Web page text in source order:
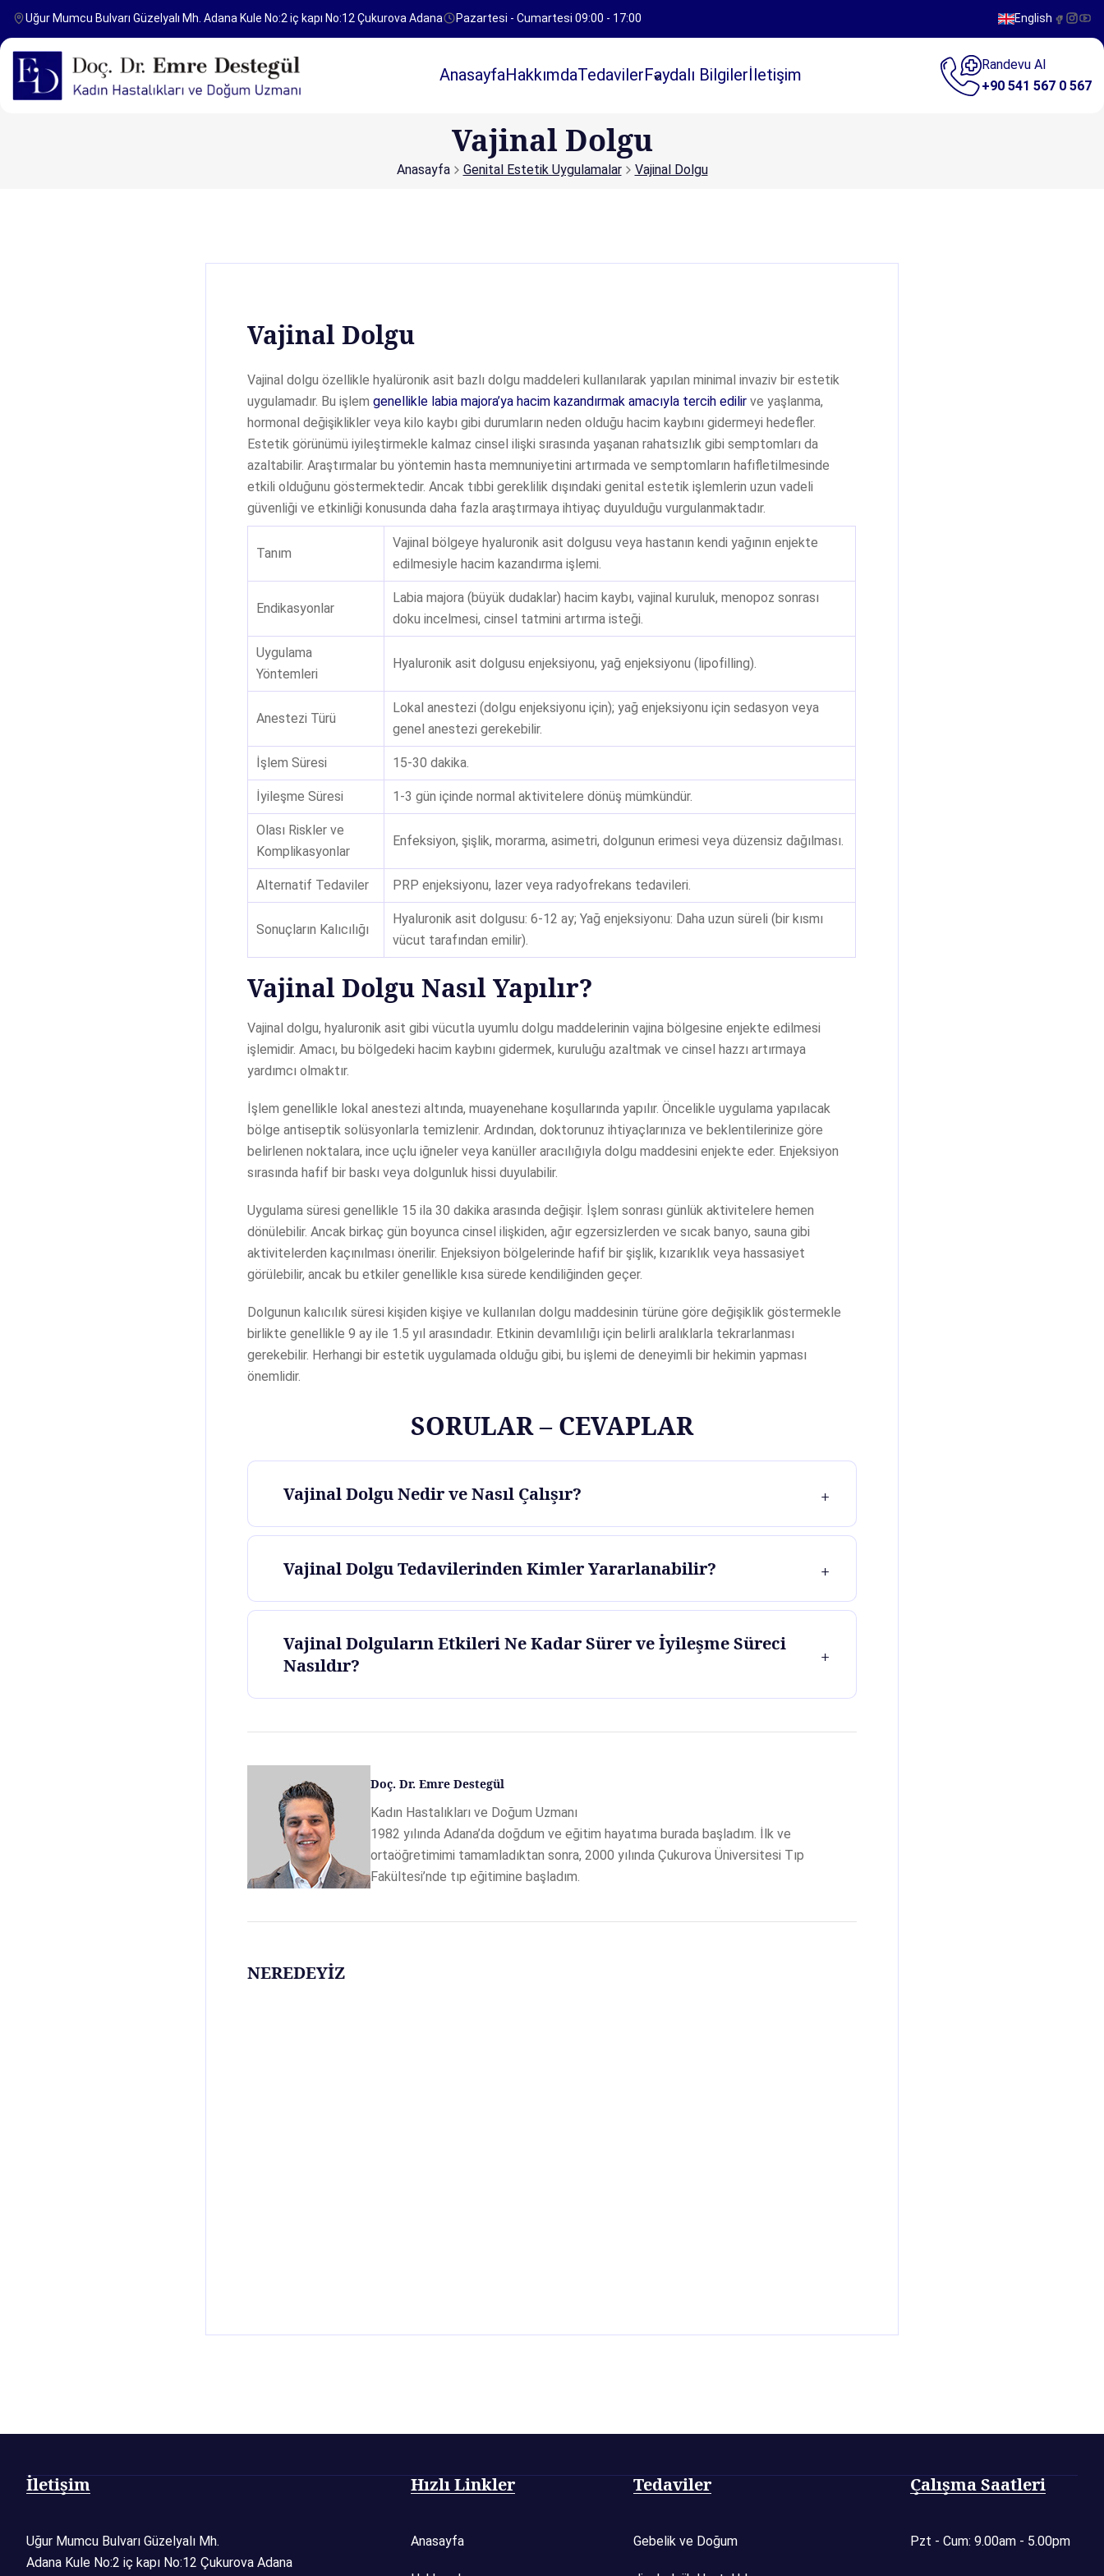
Uğur Mumcu Bulvarı Güzelyalı Mh. Adana Kule No:2 iç kapı No:12 Çukurova Adana Pazartesi - Cumartesi 09:00 - 17:00 English
AnasayfaHakkımdaTedavilerFaydalı Bilgilerİletişim
Randevu Al
+90 541 567 0 567
Vajinal Dolgu
Anasayfa Genital Estetik Uygulamalar Vajinal Dolgu
Vajinal Dolgu
Vajinal dolgu özellikle hyalüronik asit bazlı dolgu maddeleri kullanılarak yapılan minimal invaziv bir estetik
uygulamadır. Bu işlemgenellikle labia majora’ya hacim kazandırmak amacıyla tercih edilir ve yaşlanma,
hormonal değişiklikler veya kilo kaybı gibi durumların neden olduğu hacim kaybını gidermeyi hedefler.
Estetik görünümü iyileştirmekle kalmaz cinsel ilişki sırasında yaşanan rahatsızlık gibi semptomları da
azaltabilir. Araştırmalar bu yöntemin hasta memnuniyetini artırmada ve semptomların hafifletilmesinde
etkili olduğunu göstermektedir. Ancak tıbbi gereklilik dışındaki genital estetik işlemlerin uzun vadeli
güvenliği ve etkinliği konusunda daha fazla araştırmaya ihtiyaç duyulduğu vurgulanmaktadır.
Tanım
Vajinal bölgeye hyaluronik asit dolgusu veya hastanın kendi yağının enjekte
edilmesiyle hacim kazandırma işlemi.
Endikasyonlar
Labia majora (büyük dudaklar) hacim kaybı, vajinal kuruluk, menopoz sonrası
doku incelmesi, cinsel tatmini artırma isteği.
Uygulama
Yöntemleri
Hyaluronik asit dolgusu enjeksiyonu, yağ enjeksiyonu (lipofilling).
Anestezi Türü
Lokal anestezi (dolgu enjeksiyonu için); yağ enjeksiyonu için sedasyon veya
genel anestezi gerekebilir.
İşlem Süresi 15-30 dakika.
İyileşme Süresi 1-3 gün içinde normal aktivitelere dönüş mümkündür.
Olası Riskler ve
Komplikasyonlar
Enfeksiyon, şişlik, morarma, asimetri, dolgunun erimesi veya düzensiz dağılması.
Alternatif Tedaviler PRP enjeksiyonu, lazer veya radyofrekans tedavileri.
Sonuçların Kalıcılığı
Hyaluronik asit dolgusu: 6-12 ay; Yağ enjeksiyonu: Daha uzun süreli (bir kısmı
vücut tarafından emilir).
Vajinal Dolgu Nasıl Yapılır?
Vajinal dolgu, hyaluronik asit gibi vücutla uyumlu dolgu maddelerinin vajina bölgesine enjekte edilmesi
işlemidir. Amacı, bu bölgedeki hacim kaybını gidermek, kuruluğu azaltmak ve cinsel hazzı artırmaya
yardımcı olmaktır.
İşlem genellikle lokal anestezi altında, muayenehane koşullarında yapılır. Öncelikle uygulama yapılacak
bölge antiseptik solüsyonlarla temizlenir. Ardından, doktorunuz ihtiyaçlarınıza ve beklentilerinize göre
belirlenen noktalara, ince uçlu iğneler veya kanüller aracılığıyla dolgu maddesini enjekte eder. Enjeksiyon
sırasında hafif bir baskı veya dolgunluk hissi duyulabilir.
Uygulama süresi genellikle 15 ila 30 dakika arasında değişir. İşlem sonrası günlük aktivitelere hemen
dönülebilir. Ancak birkaç gün boyunca cinsel ilişkiden, ağır egzersizlerden ve sıcak banyo, sauna gibi
aktivitelerden kaçınılması önerilir. Enjeksiyon bölgelerinde hafif bir şişlik, kızarıklık veya hassasiyet
görülebilir, ancak bu etkiler genellikle kısa sürede kendiliğinden geçer.
Dolgunun kalıcılık süresi kişiden kişiye ve kullanılan dolgu maddesinin türüne göre değişiklik göstermekle
birlikte genellikle 9 ay ile 1.5 yıl arasındadır. Etkinin devamlılığı için belirli aralıklarla tekrarlanması
gerekebilir. Herhangi bir estetik uygulamada olduğu gibi, bu işlemi de deneyimli bir hekimin yapması
önemlidir.
SORULAR – CEVAPLAR
Vajinal Dolgu Nedir ve Nasıl Çalışır?
Vajinal Dolgu Tedavilerinden Kimler Yararlanabilir?
Vajinal Dolguların Etkileri Ne Kadar Sürer ve İyileşme Süreci
Nasıldır?
Doç. Dr. Emre Destegül
Kadın Hastalıkları ve Doğum Uzmanı
1982 yılında Adana’da doğdum ve eğitim hayatıma burada başladım. İlk ve
ortaöğretimimi tamamladıktan sonra, 2000 yılında Çukurova Üniversitesi Tıp
Fakültesi’nde tıp eğitimine başladım.
NEREDEYİZ
İletişim
Uğur Mumcu Bulvarı Güzelyalı Mh.
Adana Kule No:2 iç kapı No:12 Çukurova Adana
Hızlı Linkler
Anasayfa
Tedaviler
Gebelik ve Doğum
Çalışma Saatleri
Pzt - Cum: 9.00am - 5.00pm